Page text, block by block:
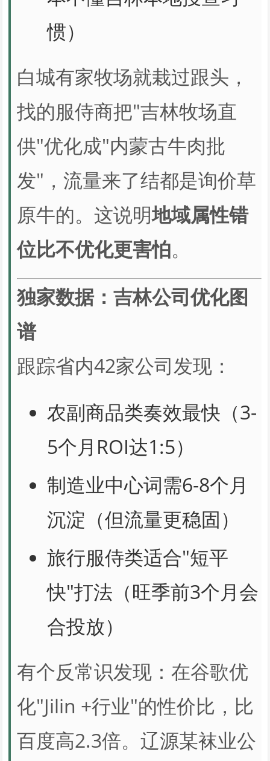
惯）
白城有家牧场就栽过跟头，
找的服侍商把"吉林牧场直
供"优化成"内蒙古牛肉批
发"，流量来了结都是询价草
原牛的。这说明地域属性错
位比不优化更害怕。
独家数据：吉林公司优化图
谱
跟踪省内42家公司发现：
农副商品类奏效最快（3-
5个月ROI达1:5）
制造业中心词需6-8个月
沉淀（但流量更稳固）
旅行服侍类适合"短平
快"打法（旺季前3个月会
合投放）
有个反常识发现：在谷歌优
化"Jilin +行业"的性价比，比
百度高2.3倍。辽源某袜业公